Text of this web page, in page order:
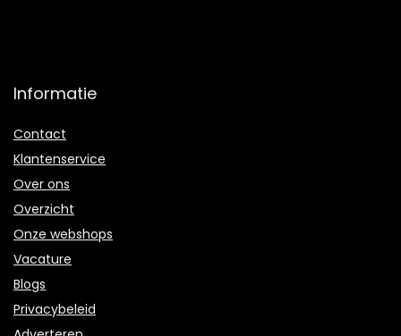
Informatie
Contact
Klantenservice
Over ons
Overzicht
Onze webshops
Vacature
Blogs
Privacybeleid